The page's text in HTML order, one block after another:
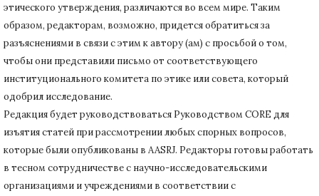
этического утверждения, различаются во всем мире. Таким
образом, редакторам, возможно, придется обратиться за
разъяснениями в связи с этим к автору (ам) с просьбой о том,
чтобы они представили письмо от соответствующего
институционального комитета по этике или совета, который
одобрил исследование.
Редакция будет руководствоваться Руководством CORE для
изъятия статей при рассмотрении любых спорных вопросов,
которые были опубликованы в AASRJ. Редакторы готовыработать
в тесном сотрудничестве с научно-исследовательскими
организациями и учреждениями в соответствии с